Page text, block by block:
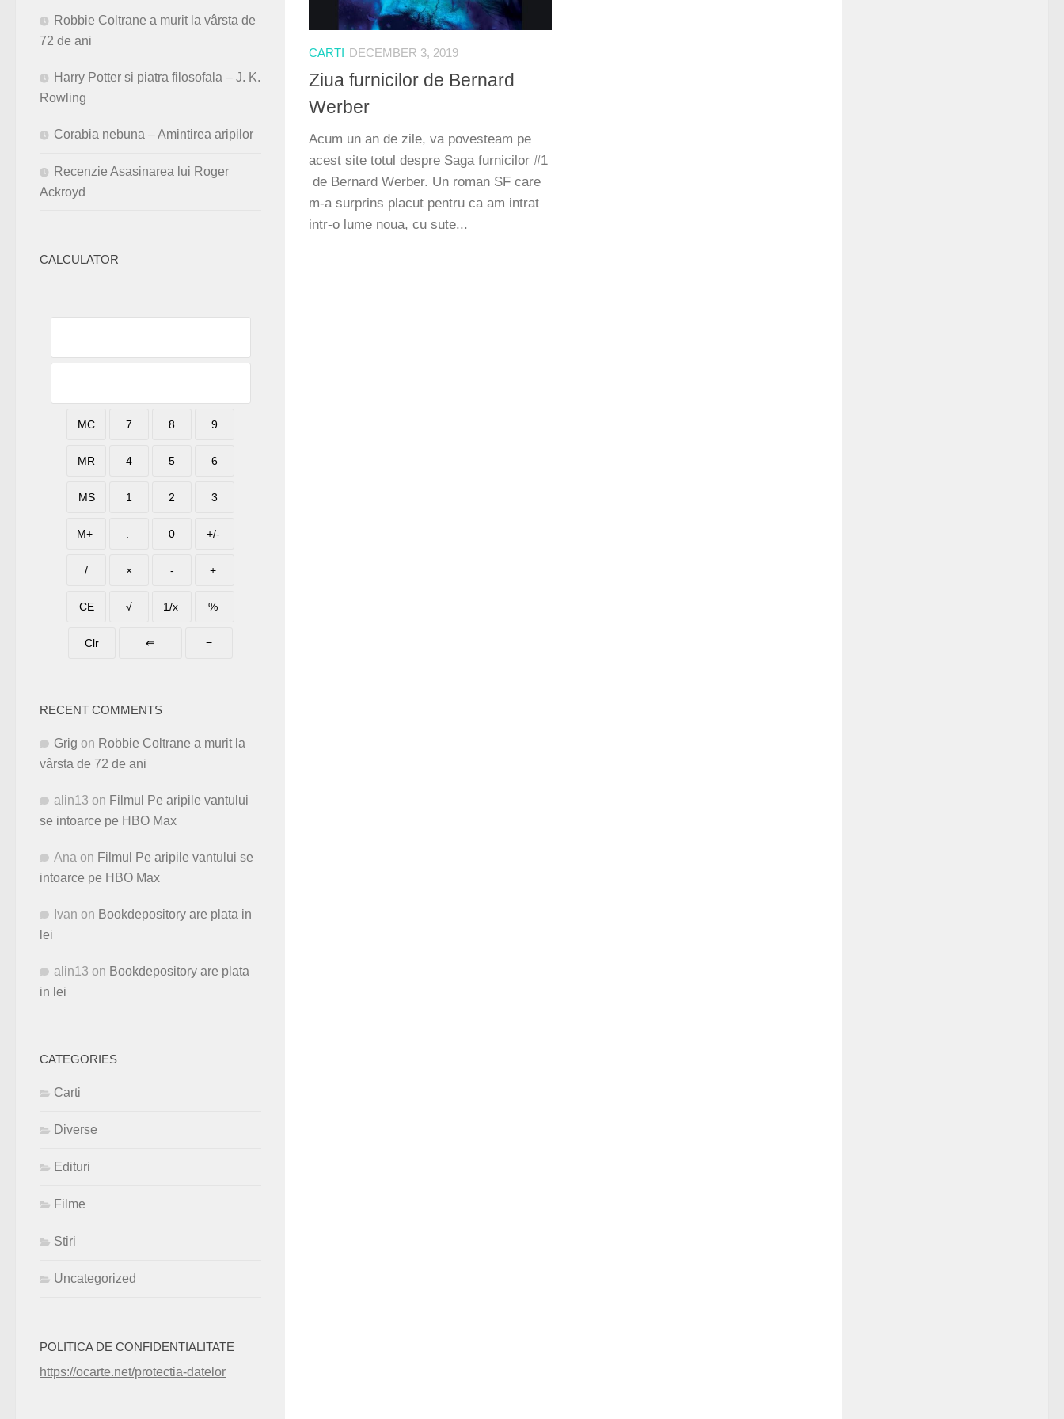
CARTI DECEMBER 3, 2019
Ziua furnicilor de Bernard
Werber
Acum un an de zile, va povesteam pe
acest site totul despre Saga furnicilor #1
de Bernard Werber. Un roman SF care
m-a surprins placut pentru ca am intrat
intr-o lume noua, cu sute...
Robbie Coltrane a murit la vârsta de
72 de ani
Harry Potter si piatra filosofala – J. K.
Rowling
Corabia nebuna – Amintirea aripilor
Recenzie Asasinarea lui Roger
Ackroyd
CALCULATOR
RECENT COMMENTS
Grig on Robbie Coltrane a murit la
vârsta de 72 de ani
alin13 on Filmul Pe aripile vantului
se intoarce pe HBO Max
Ana on Filmul Pe aripile vantului se
intoarce pe HBO Max
Ivan on Bookdepository are plata in
lei
alin13 on Bookdepository are plata
in lei
CATEGORIES
Carti
Diverse
Edituri
Filme
Stiri
Uncategorized
POLITICA DE CONFIDENTIALITATE
https://ocarte.net/protectia-datelor